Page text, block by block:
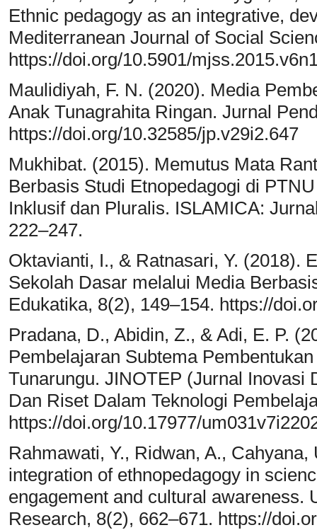
Ethnic pedagogy as an integrative,
Mediterranean Journal of Social
https://doi.org/10.5901/
Maulidiyah, F. N. (2020). Media
Anak Tunagrahita Ringan. Jurnal
https://doi.org/10.32585/jp.v29i2.647
Mukhibat. (2015). Memutus Mata
Berbasis Studi Etnopedagogi di
Inklusif dan Pluralis. ISLAMICA:
222–247.
Oktavianti, I., & Ratnasari, Y. (2018).
Sekolah Dasar melalui Media
Edukatika, 8(2), 149–154. https://
Pradana, D., Abidin, Z., & Adi, E. P.
Pembelajaran Subtema
Tunarungu. JINOTEP (Jurnal Inovasi
Dan Riset Dalam Teknologi
https://doi.org/10.17977/
Rahmawati, Y., Ridwan, A.,
integration of ethnopedagogy in
engagement and cultural awareness.
Research, 8(2), 662–671. https://